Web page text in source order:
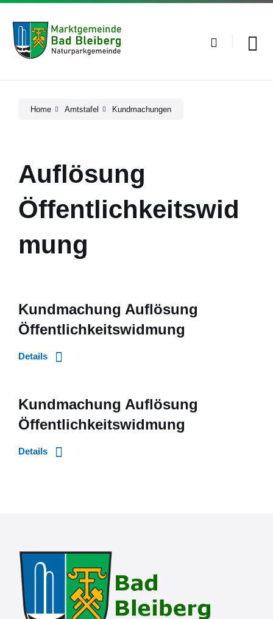
Skip
content
Skip
main
navigation
Skip
footer
Home Amtstafel Kundmachungen
Auflösung
Öffentlichkeitswid
mung
Kundmachung Auflösung
Öffentlichkeitswidmung
Details
Kundmachung Auflösung
Öffentlichkeitswidmung
Details